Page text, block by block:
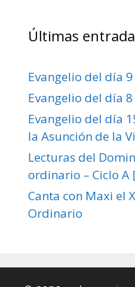
Últimas
Evangelio del día
Evangelio del día
Evangelio del día
la Asunción de la
Lecturas del
ordinario – Ciclo A
Canta con Maxi el
Ordinario